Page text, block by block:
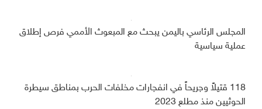
المجلس الرئاسي باليمن يبحث مع المبعوث الأممي فرص إطلاق
عملية سياسية
118 قتيلاً وجريحاً في انفجارات مخلفات الحرب بمناطق سيطرة
الحوثيين منذ مطلع 2023